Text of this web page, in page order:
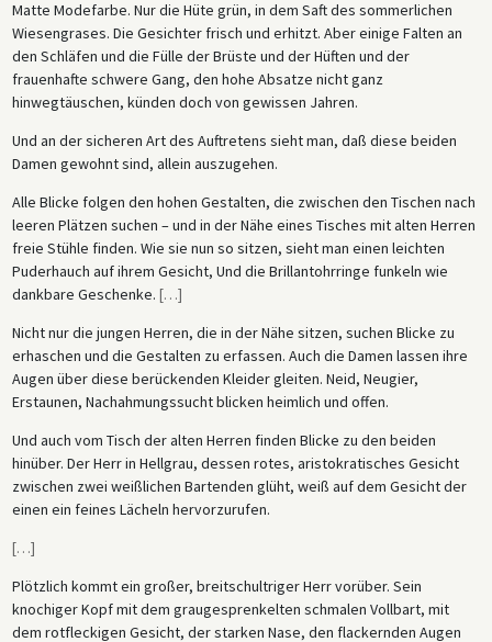
Matte Modefarbe. Nur die Hüte grün, in dem Saft des sommerlichen
Wiesengrases. Die Gesichter frisch und erhitzt. Aber einige Falten an
den Schläfen und die Fülle der Brüste und der Hüften und der
frauenhafte schwere Gang, den hohe Absatze nicht ganz
hinwegtäuschen, künden doch von gewissen Jahren.
Und an der sicheren Art des Auftretens sieht man, daß diese beiden
Damen gewohnt sind, allein auszugehen.
Alle Blicke folgen den hohen Gestalten, die zwischen den Tischen nach
leeren Plätzen suchen – und in der Nähe eines Tisches mit alten Herren
freie Stühle finden. Wie sie nun so sitzen, sieht man einen leichten
Puderhauch auf ihrem Gesicht, Und die Brillantohrringe funkeln wie
dankbare Geschenke. […]
Nicht nur die jungen Herren, die in der Nähe sitzen, suchen Blicke zu
erhaschen und die Gestalten zu erfassen. Auch die Damen lassen ihre
Augen über diese berückenden Kleider gleiten. Neid, Neugier,
Erstaunen, Nachahmungssucht blicken heimlich und offen.
Und auch vom Tisch der alten Herren finden Blicke zu den beiden
hinüber. Der Herr in Hellgrau, dessen rotes, aristokratisches Gesicht
zwischen zwei weißlichen Bartenden glüht, weiß auf dem Gesicht der
einen ein feines Lächeln hervorzurufen.
[…]
Plötzlich kommt ein großer, breitschultriger Herr vorüber. Sein
knochiger Kopf mit dem graugesprenkelten schmalen Vollbart, mit
dem rotfleckigen Gesicht, der starken Nase, den flackernden Augen